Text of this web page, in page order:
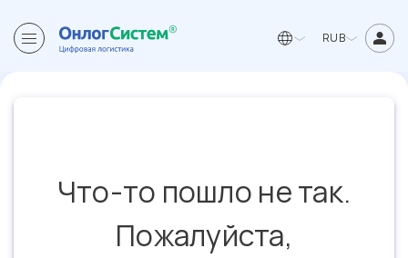
RUB
Что-то пошло не так.
Пожалуйста,